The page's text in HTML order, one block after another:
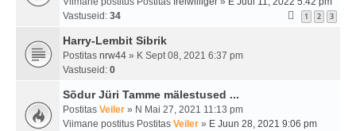
Vastuseid: 34 1 2 3
Harry-Lembit Sibrik
Postitas nrw44 » K Sept 08, 2021 6:37 pm
Vastuseid: 0
Sõdur Jüri Tamme mälestused ...
Postitas Veiler » N Mai 27, 2021 11:13 pm
Viimane postitus Postitas Veiler » E Juun 28, 2021 9:06 pm